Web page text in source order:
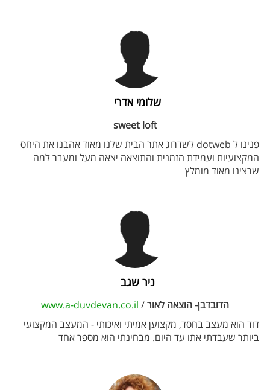
שלומי אדרי
sweet loft
פנינו ל dotweb לשדרוג אתר הבית שלנו מאוד אהבנו את היחס
המקצועיות ועמידת הזמנית והתוצאה יצאה מעל ומעבר למה
שרצינו מאוד מומלץ
ניר שגב
הדובדבן- הוצאה לאור/
www.a-duvdevan.co.il
דוד הוא מעצב בחסד, מקצוען אמיתי ואיכותי - המעצב המקצועי
ביותר שעבדתי אתו עד היום. מבחינתי הוא מספר אחד